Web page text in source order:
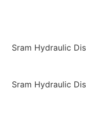
Sram Hydraulic
Sram Hydraulic